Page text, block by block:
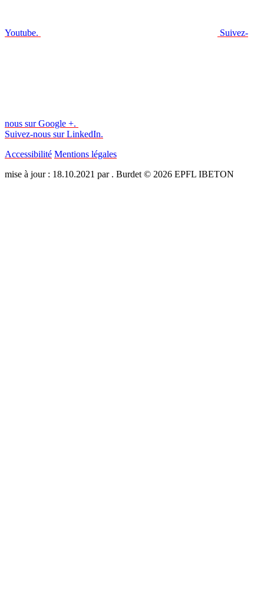
Youtube. Suivez-
nous sur Google +.
Suivez-nous sur LinkedIn.
Accessibilité Mentions légales
mise à jour : 18.10.2021 par . Burdet © 2026 EPFL IBETON